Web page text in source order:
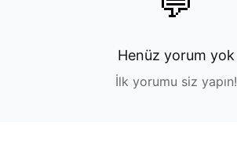
Henüz yorum yok
İlk yorumu siz yapın!